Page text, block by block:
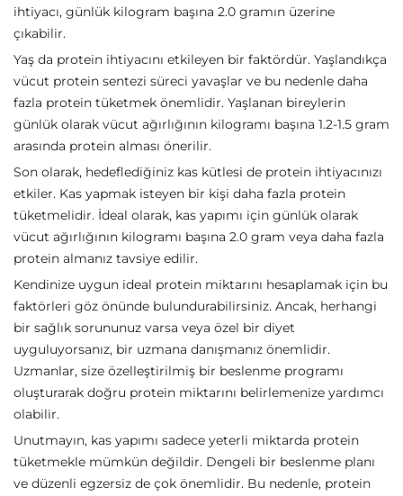
ihtiyacı, günlük kilogram başına 2.0 gramın üzerine
çıkabilir.
Yaş da protein ihtiyacını etkileyen bir faktördür. Yaşlandıkça
vücut protein sentezi süreci yavaşlar ve bu nedenle daha
fazla protein tüketmek önemlidir. Yaşlanan bireylerin
günlük olarak vücut ağırlığının kilogramı başına 1.2-1.5 gram
arasında protein alması önerilir.
Son olarak, hedeflediğiniz kas kütlesi de protein ihtiyacınızı
etkiler. Kas yapmak isteyen bir kişi daha fazla protein
tüketmelidir. İdeal olarak, kas yapımı için günlük olarak
vücut ağırlığının kilogramı başına 2.0 gram veya daha fazla
protein almanız tavsiye edilir.
Kendinize uygun ideal protein miktarını hesaplamak için bu
faktörleri göz önünde bulundurabilirsiniz. Ancak, herhangi
bir sağlık sorununuz varsa veya özel bir diyet
uyguluyorsanız, bir uzmana danışmanız önemlidir.
Uzmanlar, size özelleştirilmiş bir beslenme programı
oluşturarak doğru protein miktarını belirlemenize yardımcı
olabilir.
Unutmayın, kas yapımı sadece yeterli miktarda protein
tüketmekle mümkün değildir. Dengeli bir beslenme planı
ve düzenli egzersiz de çok önemlidir. Bu nedenle, protein